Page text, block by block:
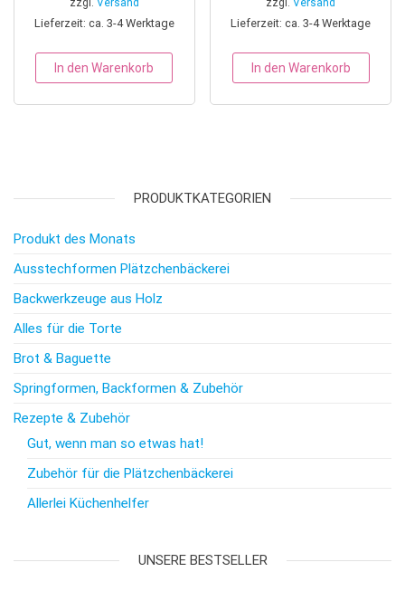
zzgl. Versand
Lieferzeit: ca. 3-4 Werktage
In den Warenkorb
zzgl. Versand
Lieferzeit: ca. 3-4 Werktage
In den Warenkorb
PRODUKTKATEGORIEN
Produkt des Monats
Ausstechformen Plätzchenbäckerei
Backwerkzeuge aus Holz
Alles für die Torte
Brot & Baguette
Springformen, Backformen & Zubehör
Rezepte & Zubehör
Gut, wenn man so etwas hat!
Zubehör für die Plätzchenbäckerei
Allerlei Küchenhelfer
UNSERE BESTSELLER